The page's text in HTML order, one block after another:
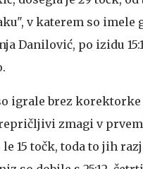
v katerem so
Danilović, po izidu
igrale brez
zmagi v
15 točk, toda to jih